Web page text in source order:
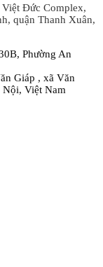
Việt Đức Complex,
quận Thanh Xuân,
Phường An
Giáp , xã Văn
Việt Nam